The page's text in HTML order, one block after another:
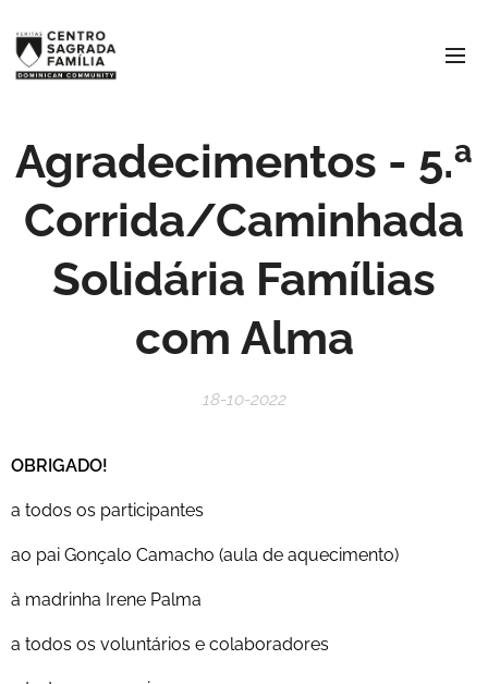
Agradecimentos - 5.ª
Corrida/Caminhada
Solidária Famílias
com Alma
18-10-2022
OBRIGADO!
a todos os participantes
ao pai Gonçalo Camacho (aula de aquecimento)
à madrinha Irene Palma
a todos os voluntários e colaboradores